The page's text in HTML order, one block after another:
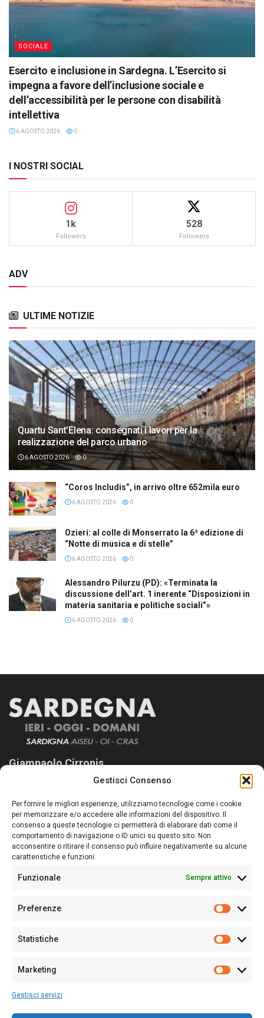
Gestisci Consenso
Per fornire le migliori esperienze, utilizziamo tecnologie come i cookie
per memorizzare e/o accedere alle informazioni del dispositivo. Il
consenso a queste tecnologie ci permetterà di elaborare dati come il
comportamento di navigazione o ID unici su questo sito. Non
acconsentire o ritirare il consenso può influire negativamente su alcune
caratteristiche e funzioni.
Funzionale Sempre attivo
Preferenze
Statistiche
Marketing
Gestisci servizi
SOCIALE
Esercito e inclusione in Sardegna. L’Esercito si
impegna a favore dell’inclusione sociale e
dell’accessibilità per le persone con disabilità
intellettiva
6 AGOSTO 2026 0
I NOSTRI SOCIAL
1k
Followers
528
Followers
ADV
ULTIME NOTIZIE
Quartu Sant’Elena: consegnati i lavori per la
realizzazione del parco urbano
6 AGOSTO 2026 0
“Coros Includis”, in arrivo oltre 652mila euro
6 AGOSTO 2026 0
Ozieri: al colle di Monserrato la 6ª edizione di
“Notte di musica e di stelle”
6 AGOSTO 2026 0
Alessandro Pilurzu (PD): «Terminata la
discussione dell’art. 1 inerente “Disposizioni in
materia sanitaria e politiche sociali”»
6 AGOSTO 2026 0
Giampaolo Cirronis
Sardegna Ieri-Oggi-Domani nasce per informare “liberamente” i
lettori su quanto accade in Sardegna, con un occhio rivolto al
nostro passato e, soprattutto, al nostro futuro
Follow Us
Sede:Via Cristoforo Colombo 09013 Carbonia
Partita IVA02270380922
128/2020 del 10/02/2020
Per la Pubblicità: